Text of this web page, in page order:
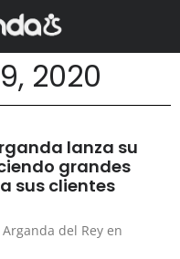
2020
lanza su
grandes
sus clientes
del Rey en